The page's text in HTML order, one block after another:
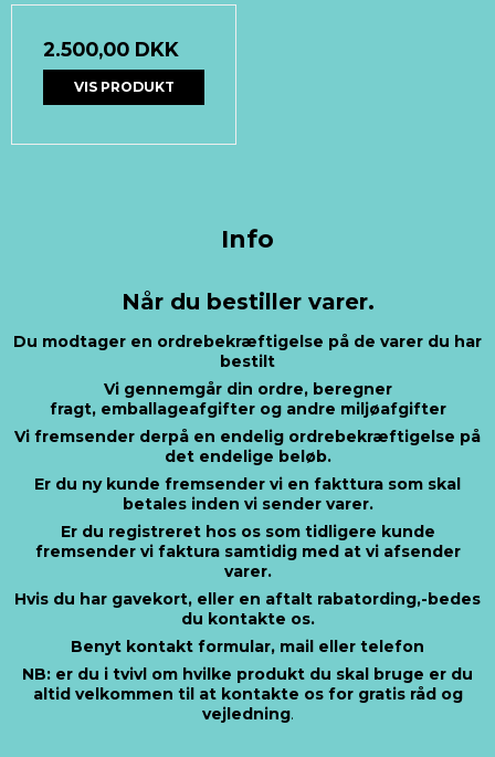
2.500,00 DKK
VIS PRODUKT
Info
Når du bestiller varer.
Du modtager en ordrebekræftigelse på de varer du har
bestilt
Vi gennemgår din ordre, beregner
fragt, emballageafgifter og andre miljøafgifter
Vi fremsender derpå en endelig ordrebekræftigelse på
det endelige beløb.
Er du ny kunde fremsender vi en fakttura som skal
betales inden vi sender varer.
Er du registreret hos os som tidligere kunde
fremsender vi faktura samtidig med at vi afsender
varer.
Hvis du har gavekort, eller en aftalt rabatording,-bedes
du kontakte os.
Benyt kontakt formular, mail eller telefon
NB: er du i tvivl om hvilke produkt du skal bruge er du
altid velkommen til at kontakte os for gratis råd og
vejledning.